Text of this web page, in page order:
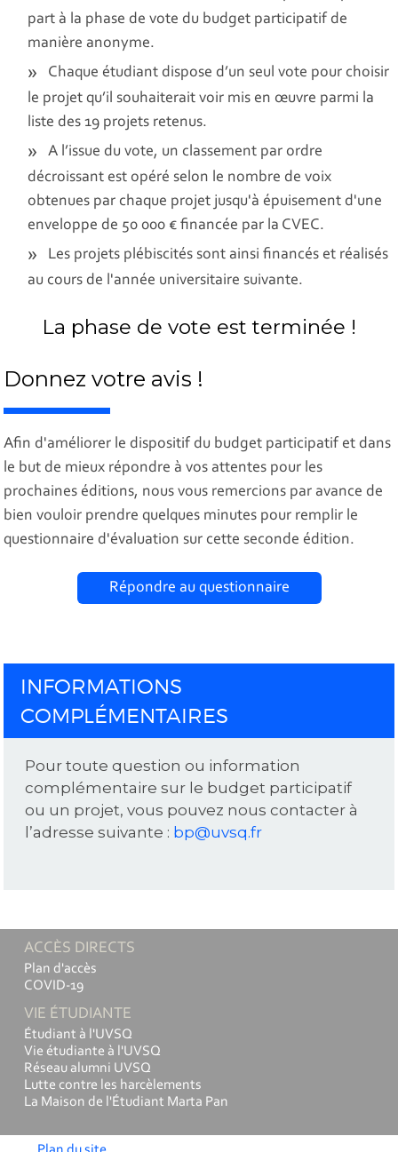
part à la phase de vote du budget participatif de
manière anonyme.
Chaque étudiant dispose d’un seul vote pour choisir
le projet qu’il souhaiterait voir mis en œuvre parmi la
liste des 19 projets retenus.
A l’issue du vote, un classement par ordre
décroissant est opéré selon le nombre de voix
obtenues par chaque projet jusqu'à épuisement d'une
enveloppe de 50 000 € financée par la CVEC.
Les projets plébiscités sont ainsi financés et réalisés
au cours de l'année universitaire suivante.
La phase de vote est terminée !
Donnez votre avis !
Afin d'améliorer le dispositif du budget participatif et dans
le but de mieux répondre à vos attentes pour les
prochaines éditions, nous vous remercions par avance de
bien vouloir prendre quelques minutes pour remplir le
questionnaire d'évaluation sur cette seconde édition.
Répondre au questionnaire
INFORMATIONS
COMPLÉMENTAIRES
Pour toute question ou information
complémentaire sur le budget participatif
ou un projet, vous pouvez nous contacter à
l’adresse suivante : bp@uvsq.fr
ACCÈS DIRECTS
Plan d'accès
COVID-19
VIE ÉTUDIANTE
Étudiant à l'UVSQ
Vie étudiante à l'UVSQ
Réseau alumni UVSQ
Lutte contre les harcèlements
La Maison de l'Étudiant Marta Pan